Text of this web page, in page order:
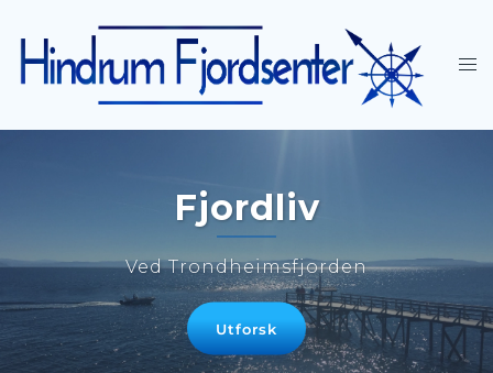
Fjordliv
Ved Trondheimsfjorden
Utforsk